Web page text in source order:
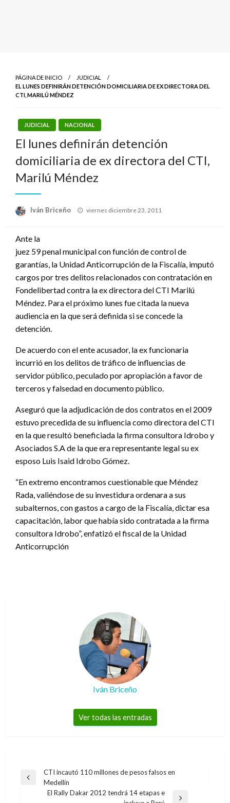
PÁGINA DE INICIO
JUDICIAL
EL LUNES DEFINIRÁN DETENCIÓN DOMICILIARIA DE EX DIRECTORA DEL
CTI, MARILÚ MÉNDEZ
JUDICIAL NACIONAL
El lunes definirán detención
domiciliaria de ex directora del CTI,
Marilú Méndez
Iván Briceño
Publicado
viernes diciembre 23, 2011
Ante la
juez 59 penal municipal con función de control de
garantías, la Unidad Anticorrupción de la Fiscalía, imputó
cargos por tres delitos relacionados con contratación en
Fondelibertad contra la ex directora del CTI Marilú
Méndez. Para el próximo lunes fue citada la nueva
audiencia en la que será definida si se concede la
detención.
De acuerdo con el ente acusador, la ex funcionaria
incurrió en los delitos de tráfico de influencias de
servidor público, peculado por apropiación a favor de
terceros y falsedad en documento público.
Aseguró que la adjudicación de dos contratos en el 2009
estuvo precedida de su influencia como directora del CTI
en la que resultó beneficiada la firma consultora Idrobo y
Asociados S.A de la que era representante legal su ex
esposo Luis Isaid Idrobo Gómez.
“En extremo encontramos cuestionable que Méndez
Rada, valiéndose de su investidura ordenara a sus
subalternos, con gastos a cargo de la Fiscalía, dictar esa
capacitación, labor que había sido contratada a la firma
consultora Idrobo”, enfatizó el fiscal de la Unidad
Anticorrupción
Iván Briceño
Ver todas las entradas
Navegación
Entrada
CTI incautó 110 millones de pesos falsos en
Medellín
El Rally Dakar 2012 tendrá 14 etapas e